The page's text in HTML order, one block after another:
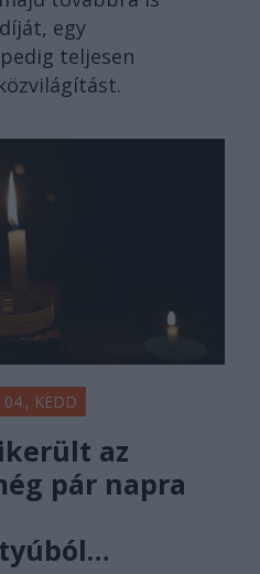
egy
teljesen
04., KEDD
az
pár napra